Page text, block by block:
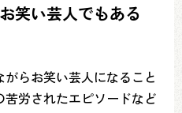
笑い芸人でもある
らお笑い芸人になること
労されたエピソードなど